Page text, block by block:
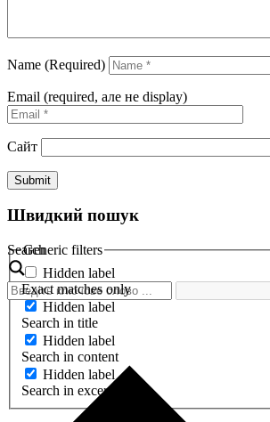
Name (Required)
Email (required, але не display)
Сайт
Швидкий пошук
Search
Generic filters
Hidden label
Exact matches only
Hidden label
Search in title
Hidden label
Search in content
Hidden label
Search in excerpt